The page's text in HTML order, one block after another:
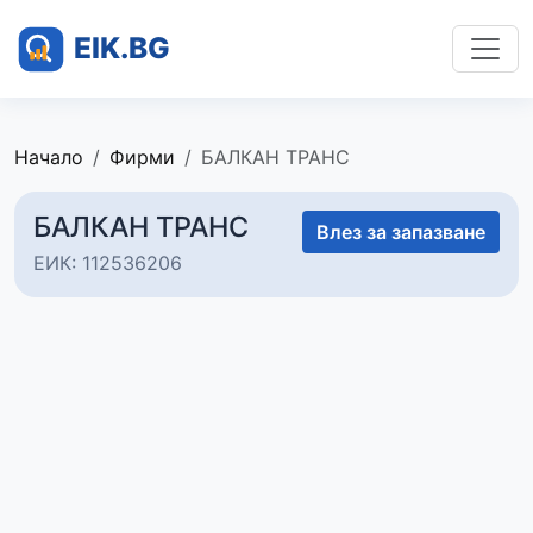
Начало Фирми БАЛКАН ТРАНС
БАЛКАН ТРАНС
ЕИК: 112536206
Влез за запазване